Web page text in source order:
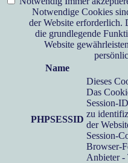
Notwendige Cookies
der Website erforderlich.
die grundlegende
Website
Name
PHPSESSID
Dieses
Das
Session-
zu
der
Session-
Browser-
Anbieter -